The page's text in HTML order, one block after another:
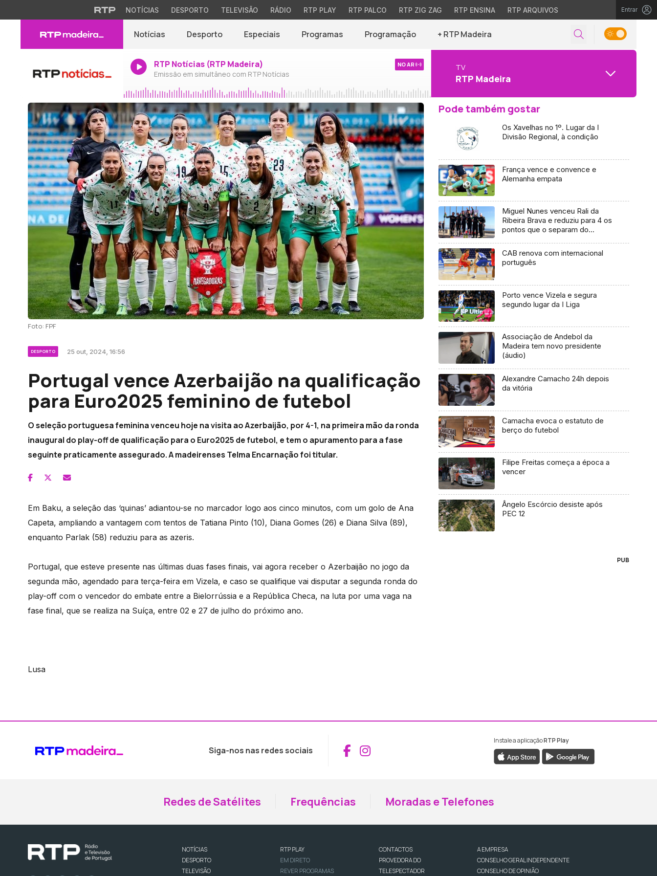
NOTÍCIAS DESPORTO TELEVISÃO RÁDIO RTP PLAY RTP PALCO RTP ZIG ZAG RTP ENSINA RTP ARQUIVOS Entrar
Notícias Desporto Especiais Programas Programação + RTP Madeira
RTP Notícias (RTP Madeira)
Emissão em simultâneo com RTP Notícias
NO AR TV
RTP Madeira
Foto: FPF
DESPORTO 25 out, 2024, 16:56
Portugal vence Azerbaijão na qualificação
para Euro2025 feminino de futebol
O seleção portuguesa feminina venceu hoje na visita ao Azerbaijão, por 4-1, na primeira mão da ronda
inaugural do play-off de qualificação para o Euro2025 de futebol, e tem o apuramento para a fase
seguinte praticamente assegurado. A madeirenses Telma Encarnação foi titular.
Em Baku, a seleção das ‘quinas’ adiantou-se no marcador logo aos cinco minutos, com um golo de Ana
Capeta, ampliando a vantagem com tentos de Tatiana Pinto (10), Diana Gomes (26) e Diana Silva (89),
enquanto Parlak (58) reduziu para as azeris.
Portugal, que esteve presente nas últimas duas fases finais, vai agora receber o Azerbaijão no jogo da
segunda mão, agendado para terça-feira em Vizela, e caso se qualifique vai disputar a segunda ronda do
play-off com o vencedor do embate entre a Bielorrússia e a República Checa, na luta por uma vaga na
fase final, que se realiza na Suíça, entre 02 e 27 de julho do próximo ano.
Lusa
Pode também gostar
Os Xavelhas no 1º. Lugar da I
Divisão Regional, à condição
França vence e convence e
Alemanha empata
Miguel Nunes venceu Rali da
Ribeira Brava e reduziu para 4 os
pontos que o separam do
CAB renova com internacional
português
Porto vence Vizela e segura
segundo lugar da I Liga
Associação de Andebol da
Madeira tem novo presidente
(áudio)
Alexandre Camacho 24h depois
da vitória
Camacha evoca o estatuto de
berço do futebol
Filipe Freitas começa a época a
vencer
Ângelo Escórcio desiste após
PEC 12
PUB
Siga-nos nas redes sociais Aceder ao Facebook da RTP Madeira
Aceder ao Instagram da RTP Madeira
Instale a aplicaçãoRTP Play
Redes de Satélites Frequências Moradas e Telefones
NOTÍCIAS
DESPORTO
TELEVISÃO
RTP PLAY
EM DIRETO
REVER PROGRAMAS
CONTACTOS
PROVEDORA DO
TELESPECTADOR
A EMPRESA
CONSELHO GERAL INDEPENDENTE
CONSELHO DE OPINIÃO